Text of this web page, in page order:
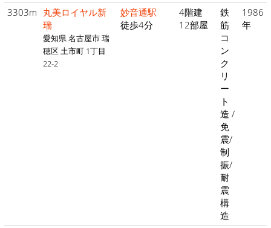
3303m 丸美ロイヤル新
瑞
愛知県 名古屋市 瑞
穂区 土市町 1丁目
22-2
妙音通駅
徒歩4分
4階建
12部屋
鉄
筋
コ
ン
ク
リ
ー
ト
造 /
免
震/
制
振/
耐
震
構
造
1986
年